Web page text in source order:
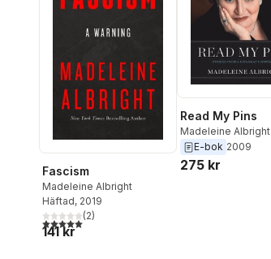
Fascism
Madeleine Albright
Häftad, 2019
5,0utav 5 stjärnor. Totalt antal röster:
(2)
141 kr
Read My Pins
Madeleine Albright
E-bok 2009
275 kr